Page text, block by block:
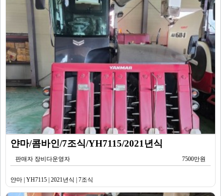
얀마/콤바인/7조식/YH7115/2021년식
판매자 장비다운영자 7500만원
얀마 | YH7115 | 2021년식 | 7조식